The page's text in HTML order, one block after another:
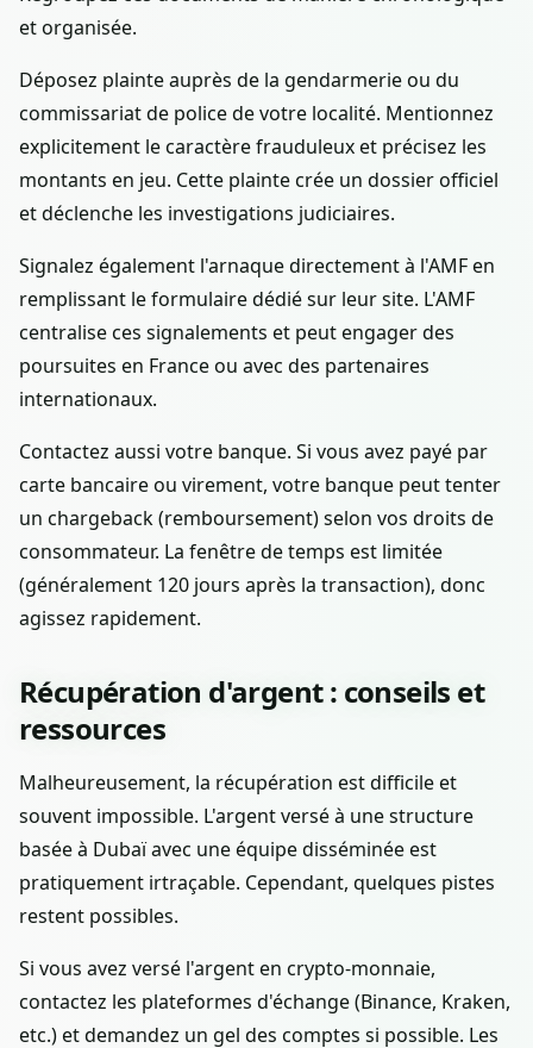
et organisée.
Déposez plainte auprès de la gendarmerie ou du
commissariat de police de votre localité. Mentionnez
explicitement le caractère frauduleux et précisez les
montants en jeu. Cette plainte crée un dossier officiel
et déclenche les investigations judiciaires.
Signalez également l'arnaque directement à l'AMF en
remplissant le formulaire dédié sur leur site. L'AMF
centralise ces signalements et peut engager des
poursuites en France ou avec des partenaires
internationaux.
Contactez aussi votre banque. Si vous avez payé par
carte bancaire ou virement, votre banque peut tenter
un chargeback (remboursement) selon vos droits de
consommateur. La fenêtre de temps est limitée
(généralement 120 jours après la transaction), donc
agissez rapidement.
Récupération d'argent : conseils et
ressources
Malheureusement, la récupération est difficile et
souvent impossible. L'argent versé à une structure
basée à Dubaï avec une équipe disséminée est
pratiquement irtraçable. Cependant, quelques pistes
restent possibles.
Si vous avez versé l'argent en crypto-monnaie,
contactez les plateformes d'échange (Binance, Kraken,
etc.) et demandez un gel des comptes si possible. Les